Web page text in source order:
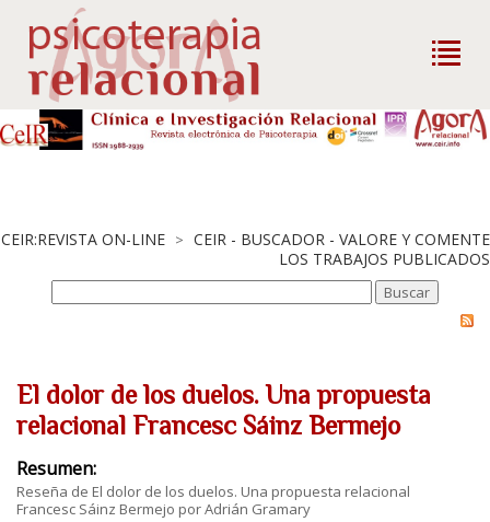
CEIR:REVISTA ON-LINE > CEIR - BUSCADOR - VALORE Y COMENTE
LOS TRABAJOS PUBLICADOS
El dolor de los duelos. Una propuesta
relacional Francesc Sáinz Bermejo
Resumen:
Reseña de El dolor de los duelos. Una propuesta relacional
Francesc Sáinz Bermejo por Adrián Gramary